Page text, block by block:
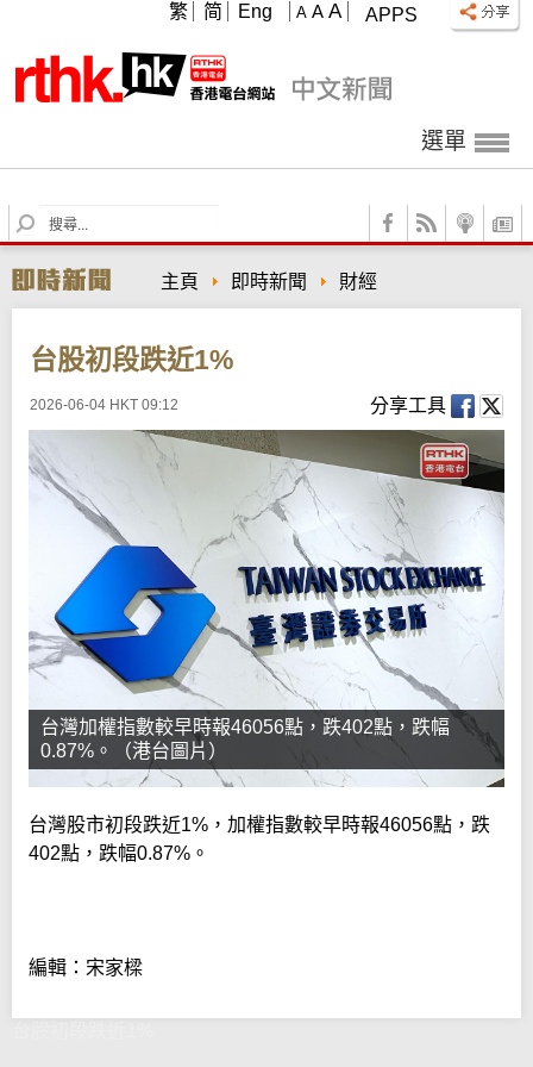
APPS
A A A
繁 简 Eng
選單
S
e
r
c
主頁 即時新聞 財經
台股初段跌近1%
2026-06-04 HKT 09:12 分享工具
台灣加權指數較早時報46056點，跌402點，跌幅
0.87%。（港台圖片）
台灣股市初段跌近1%，加權指數較早時報46056點，跌
402點，跌幅0.87%。
編輯：宋家樑